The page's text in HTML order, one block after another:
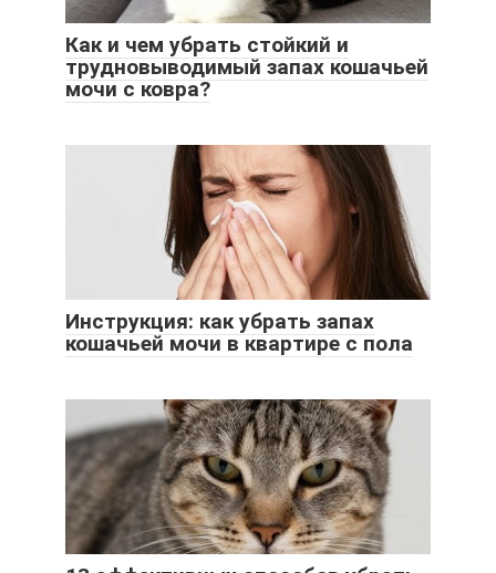
Как и чем убрать стойкий и
трудновыводимый запах кошачьей
мочи с ковра?
Инструкция: как убрать запах
кошачьей мочи в квартире с пола